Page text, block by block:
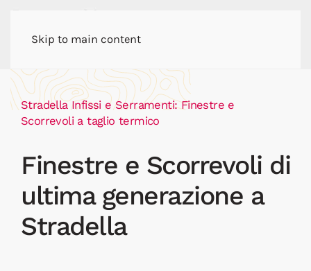
Skip to main content
Stradella Infissi e Serramenti: Finestre e
Scorrevoli a taglio termico
Finestre e Scorrevoli di
ultima generazione a
Stradella